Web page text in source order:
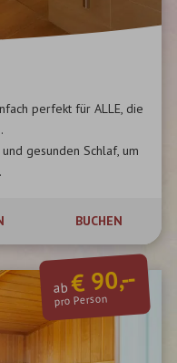
perfekt für ALLE, die
gesunden Schlaf, um
BUCHEN
ab€ 90,--
pro Person